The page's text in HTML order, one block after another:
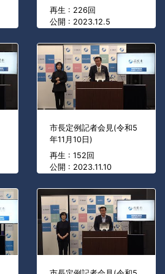
再生 : 226回
公開 : 2023.12.5
市長定例記者会見(令和5
年11月10日)
再生 : 152回
公開 : 2023.11.10